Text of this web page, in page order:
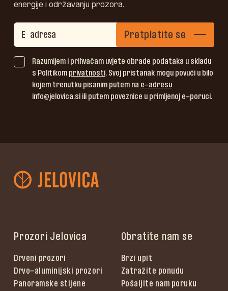
energije i održavanju prozora.
Razumijem i prihvaćam uvjete obrade podataka u skladu
s Politikom privatnosti. Svoj pristanak mogu povući u bilo
kojem trenutku pisanim putem na e-adresu
info@jelovica.si ili putem poveznice u primljenoj e-poruci.
Pretplatite se
Prozori Jelovica
Drveni prozori
Drvo-aluminijski prozori
Panoramske stijene
Obratite nam se
Brzi upit
Zatražite ponudu
Pošaljite nam poruku